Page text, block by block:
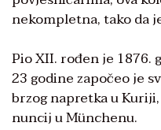
nekompletna, tako da
Pio XII. rođen je 1876.
23 godine započeo je
brzog napretka u
nuncij u Münchenu.